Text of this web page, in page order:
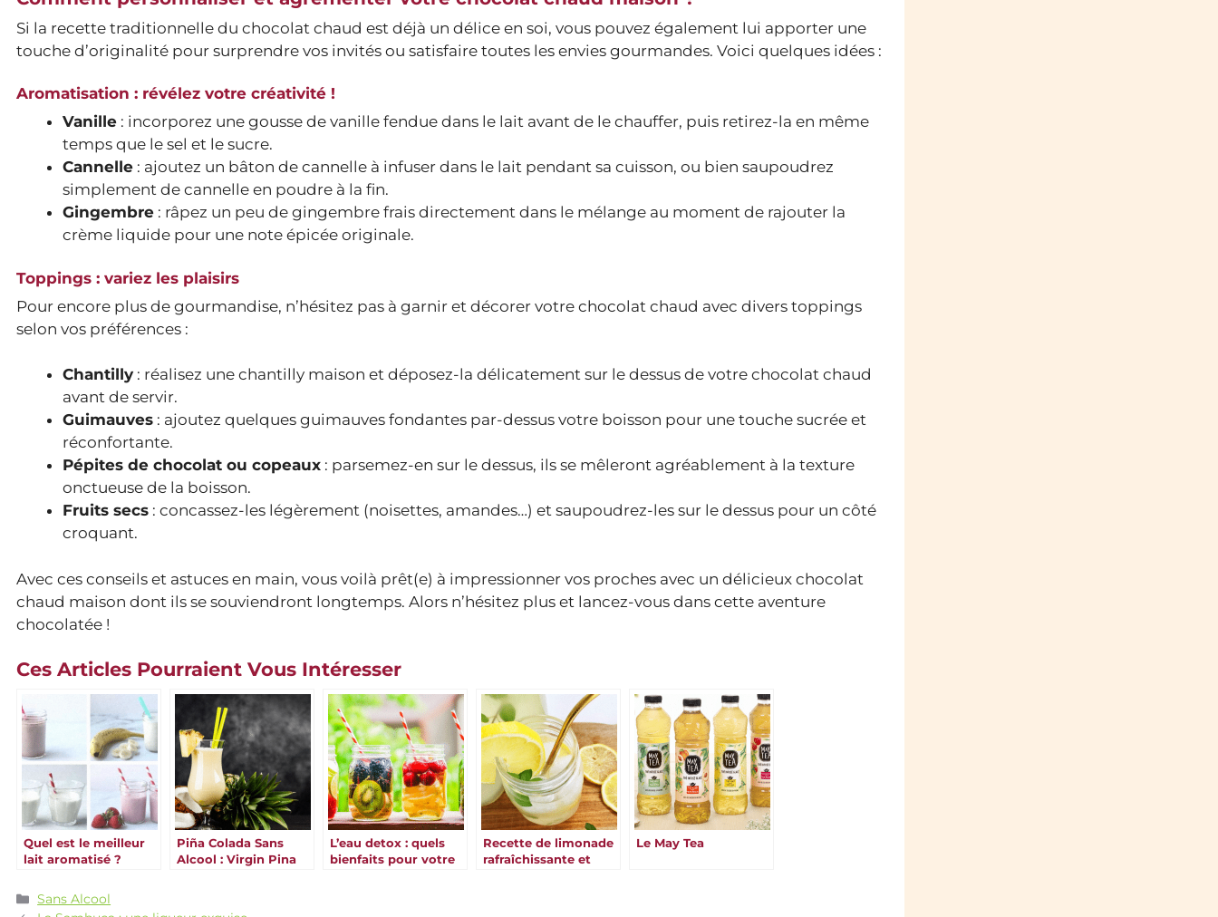
Si la recette traditionnelle du chocolat chaud est déjà un délice en soi, vous pouvez également lui apporter une
touche d’originalité pour surprendre vos invités ou satisfaire toutes les envies gourmandes. Voici quelques idées :
Aromatisation : révélez votre créativité !
Vanille : incorporez une gousse de vanille fendue dans le lait avant de le chauffer, puis retirez-la en même
temps que le sel et le sucre.
Cannelle : ajoutez un bâton de cannelle à infuser dans le lait pendant sa cuisson, ou bien saupoudrez
simplement de cannelle en poudre à la fin.
Gingembre : râpez un peu de gingembre frais directement dans le mélange au moment de rajouter la
crème liquide pour une note épicée originale.
Toppings : variez les plaisirs
Pour encore plus de gourmandise, n’hésitez pas à garnir et décorer votre chocolat chaud avec divers toppings
selon vos préférences :
Chantilly : réalisez une chantilly maison et déposez-la délicatement sur le dessus de votre chocolat chaud
avant de servir.
Guimauves : ajoutez quelques guimauves fondantes par-dessus votre boisson pour une touche sucrée et
réconfortante.
Pépites de chocolat ou copeaux : parsemez-en sur le dessus, ils se mêleront agréablement à la texture
onctueuse de la boisson.
Fruits secs : concassez-les légèrement (noisettes, amandes…) et saupoudrez-les sur le dessus pour un côté
croquant.
Avec ces conseils et astuces en main, vous voilà prêt(e) à impressionner vos proches avec un délicieux chocolat
chaud maison dont ils se souviendront longtemps. Alors n’hésitez plus et lancez-vous dans cette aventure
chocolatée !
Ces Articles Pourraient Vous Intéresser
Quel est le meilleur
lait aromatisé ?
recettes
Piña Colada Sans
Alcool : Virgin Pina
L’eau detox : quels
bienfaits pour votre
Recette de limonade
rafraîchissante et
Le May Tea
Catégories
Sans Alcool